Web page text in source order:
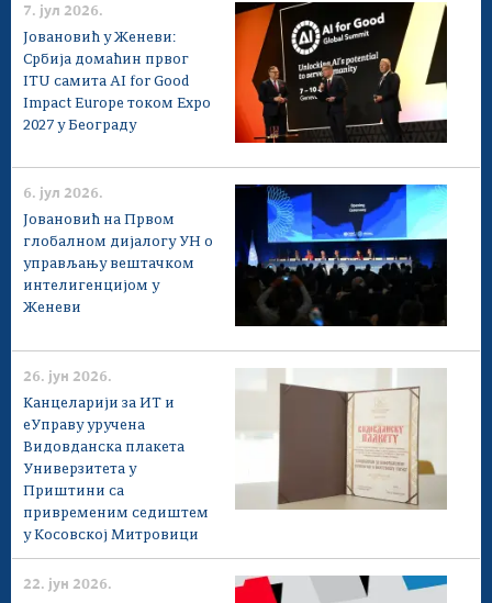
7. јул 2026.
Јовановић у Женеви:
Србија домаћин првог
ITU самита AI for Good
Impact Europe током Expo
2027 у Београду
6. јул 2026.
Јовановић на Првом
глобалном дијалогу УН о
управљању вештачком
интелигенцијом у
Женеви
26. јун 2026.
Канцеларији за ИТ и
еУправу уручена
Видовданска плакета
Универзитета у
Приштини са
привременим седиштем
у Косовској Митровици
22. јун 2026.